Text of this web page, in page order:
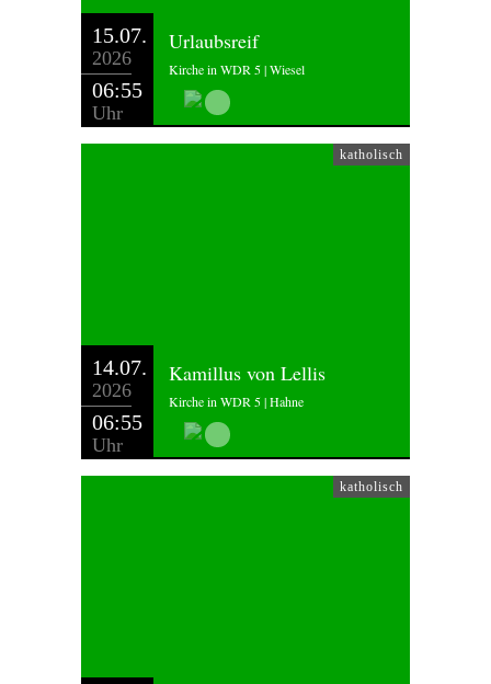
15.07.
2026
06:55
Uhr
Urlaubsreif
Kirche in WDR 5 | Wiesel
katholisch
14.07.
2026
06:55
Uhr
Kamillus von Lellis
Kirche in WDR 5 | Hahne
katholisch